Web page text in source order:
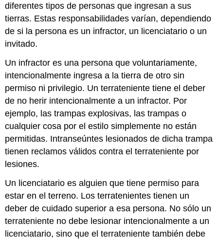
diferentes tipos de personas que ingresan a sus
tierras. Estas responsabilidades varían, dependiendo
de si la persona es un infractor, un licenciatario o un
invitado.
Un infractor es una persona que voluntariamente,
intencionalmente ingresa a la tierra de otro sin
permiso ni privilegio. Un terrateniente tiene el deber
de no herir intencionalmente a un infractor. Por
ejemplo, las trampas explosivas, las trampas o
cualquier cosa por el estilo simplemente no están
permitidas. Intranseúntes lesionados de dicha trampa
tienen reclamos válidos contra el terrateniente por
lesiones.
Un licenciatario es alguien que tiene permiso para
estar en el terreno. Los terratenientes tienen un
deber de cuidado superior a esa persona. No sólo un
terrateniente no debe lesionar intencionalmente a un
licenciatario, sino que el terrateniente también debe